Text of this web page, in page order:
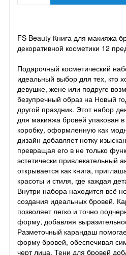
FS Beauty Книга для макияжа
декоративной косметики 12
Подарочный косметический
идеальный выбор для тех, кто
девушке, жене или подруге
безупречный образ на Новый
другой праздник. Этот набор
для макияжа бровей упакован
коробку, оформленную как
дизайн добавляет нотку
превращая его в не только
эстетически привлекательный
открывается как книга,
красоты и стиля, где каждая
Внутри набора находится всё
создания идеальных бровей.
позволяет легко и точно
форму, добавляя
Разметочный карандаш
форму бровей, обеспечивая
черт лица. Тени для бровей